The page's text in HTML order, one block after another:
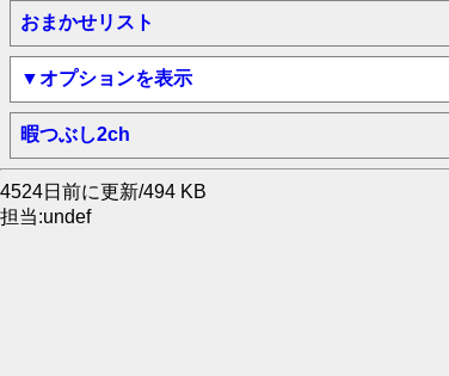
おまかせリスト
▼オプションを表示
暇つぶし2ch
4524日前に更新/494 KB
担当:undef